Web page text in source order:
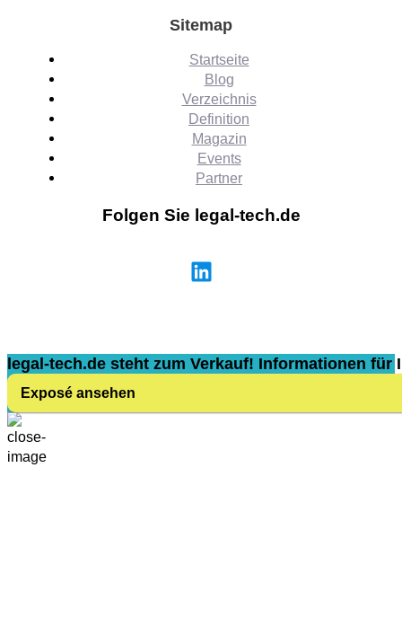
Sitemap
Startseite
Blog
Verzeichnis
Definition
Magazin
Events
Partner
Folgen Sie legal-tech.de
legal-tech.de steht zum Verkauf! Informationen für
Exposé ansehen